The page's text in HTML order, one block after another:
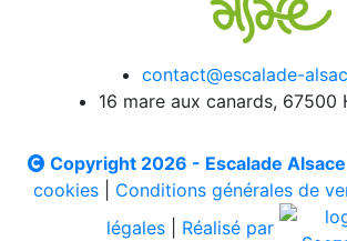
contact@escalade-
16 mare aux canards, 67500
Copyright 2026 - Escalade Alsace
cookies| Conditions générales de
légales
Réalisé par